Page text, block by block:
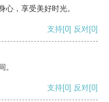
心，享受美好时光。
支持[0] 反对[0]
。
支持[0] 反对[0]